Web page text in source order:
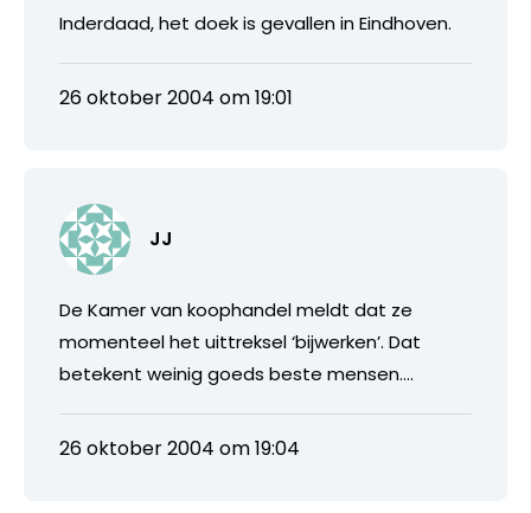
Inderdaad, het doek is gevallen in Eindhoven.
26 oktober 2004 om 19:01
JJ
De Kamer van koophandel meldt dat ze
momenteel het uittreksel ‘bijwerken’. Dat
betekent weinig goeds beste mensen….
26 oktober 2004 om 19:04